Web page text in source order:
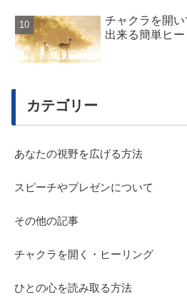
チャクラを開
出来る簡単ヒ
カテゴリー
あなたの視野を広げる方法
スピーチやプレゼンについて
その他の記事
チャクラを開く・ヒーリング
ひとの心を読み取る方法